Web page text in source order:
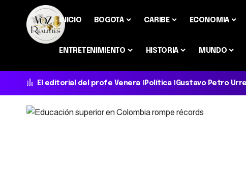
INICIO BOGOTÁ CARIBE ECONOMIA
ENTRETENIMIENTO HISTORIA MUNDO
El editorial del profe Venera Política Gustavo Petro